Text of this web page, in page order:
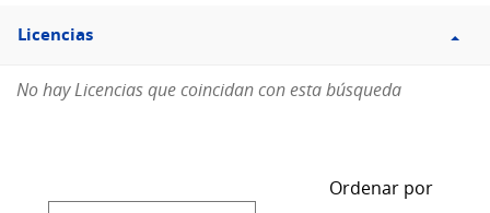
Filtro
Licencias
Licencias
No hay Licencias que coincidan con esta búsqueda
Ordenar por